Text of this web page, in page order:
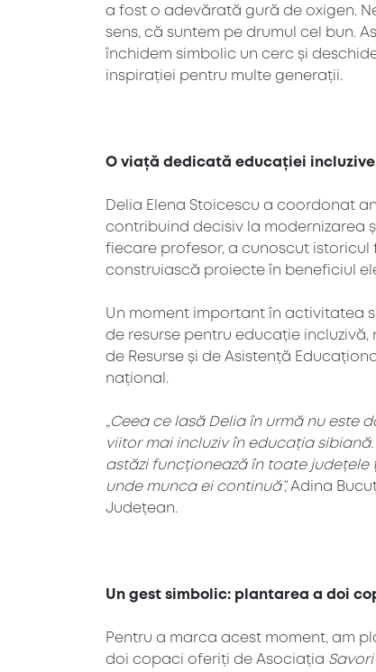
a fost o adevărată gură de oxigen.
sens, că suntem pe drumul cel bun.
închidem simbolic un cerc și
inspirației pentru multe generații.
O viață dedicată educației incluzive
Delia Elena Stoicescu a coordonat
contribuind decisiv la modernizarea
fiecare profesor, a cunoscut
construiască proiecte în beneficiul
Un moment important în activitatea
de resurse pentru educație
de Resurse și de Asistență
național.
„Ceea ce lasă Delia în urmă nu este
viitor mai incluziv în educația
astăzi funcționează în toate județele
unde munca ei continuă”,Adina
Județean.
Un gest simbolic: plantarea a doi
Pentru a marca acest moment, am
doi copaci oferiți de Asociația Savori